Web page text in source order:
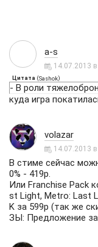
a-s
14.07.2013
Цитата (Sashok)
- В роли
куда игра
volazar
14.07.2013 в
В стиме сейчас
0% - 419р.
Или Franchise Pack
st Light, Metro: Last
K за 599р (так же
ЗЫ: Предложение